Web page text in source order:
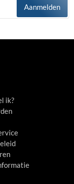
Aanmelden
ik?